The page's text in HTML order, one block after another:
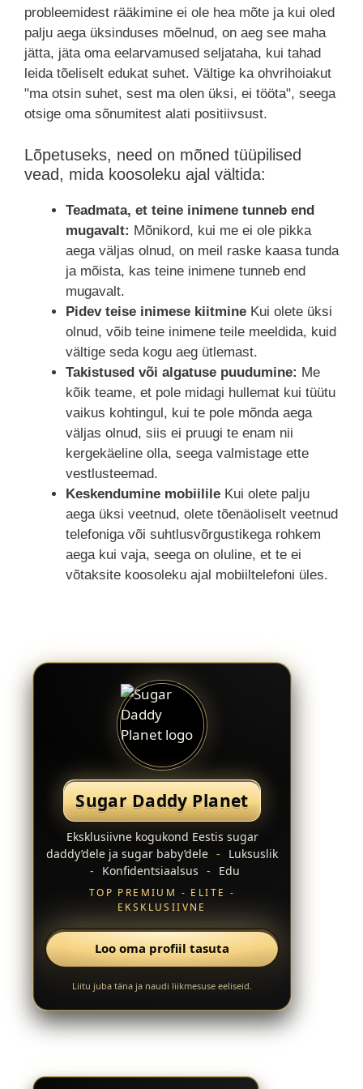
probleemidest rääkimine ei ole hea mõte ja kui oled
palju aega üksinduses mõelnud, on aeg see maha
jätta, jäta oma eelarvamused seljataha, kui tahad
leida tõeliselt edukat suhet. Vältige ka ohvrihoiakut
"ma otsin suhet, sest ma olen üksi, ei tööta", seega
otsige oma sõnumitest alati positiivsust.
Lõpetuseks, need on mõned tüüpilised
vead, mida koosoleku ajal vältida:
Teadmata, et teine inimene tunneb end
mugavalt: Mõnikord, kui me ei ole pikka
aega väljas olnud, on meil raske kaasa tunda
ja mõista, kas teine inimene tunneb end
mugavalt.
Pidev teise inimese kiitmine Kui olete üksi
olnud, võib teine inimene teile meeldida, kuid
vältige seda kogu aeg ütlemast.
Takistused või algatuse puudumine: Me
kõik teame, et pole midagi hullemat kui tüütu
vaikus kohtingul, kui te pole mõnda aega
väljas olnud, siis ei pruugi te enam nii
kergekäeline olla, seega valmistage ette
vestlusteemad.
Keskendumine mobiilile Kui olete palju
aega üksi veetnud, olete tõenäoliselt veetnud
telefoniga või suhtlusvõrgustikega rohkem
aega kui vaja, seega on oluline, et te ei
võtaksite koosoleku ajal mobiiltelefoni üles.
Sugar Daddy Planet
Eksklusiivne kogukond Eestis sugar
daddy’dele ja sugar baby’dele -
Luksuslik
-
Konfidentsiaalsus - Edu
TOP PREMIUM - ELITE -
EKSKLUSIIVNE
Loo oma profiil tasuta
Liitu juba täna ja naudi liikmesuse eeliseid.